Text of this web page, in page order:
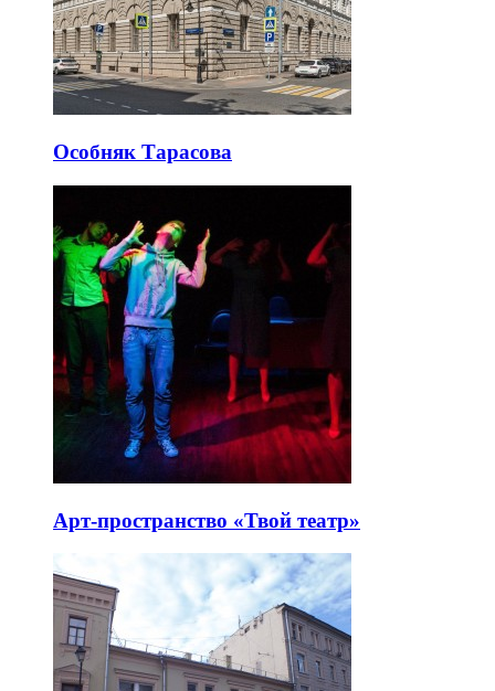
Особняк Тарасова
Арт-пространство «Твой театр»